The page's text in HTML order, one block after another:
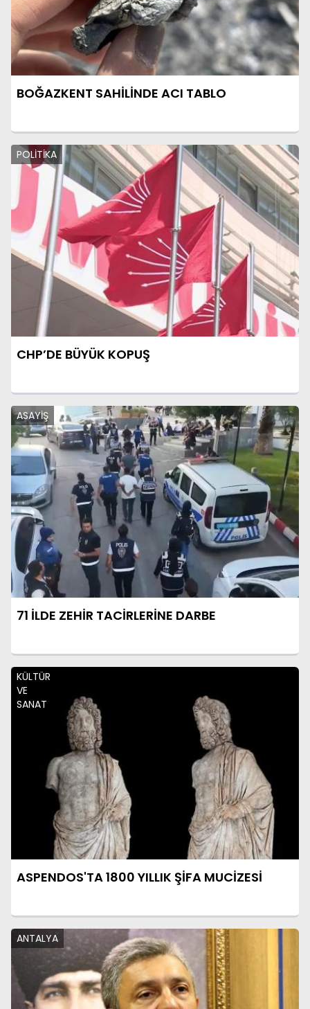
BOĞAZKENT SAHİLİNDE ACI TABLO
POLİTİKA
CHP’DE BÜYÜK KOPUŞ
ASAYİŞ
71 İLDE ZEHİR TACİRLERİNE DARBE
KÜLTÜR
VE
SANAT
ASPENDOS'TA 1800 YILLIK ŞİFA MUCİZESİ
ANTALYA